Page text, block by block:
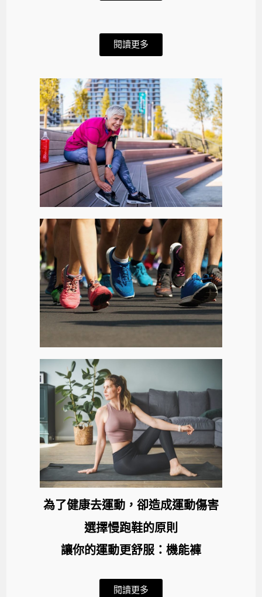
閱讀更多
為了健康去運動，卻造成運動傷害
選擇慢跑鞋的原則
讓你的運動更舒服：機能褲
閱讀更多